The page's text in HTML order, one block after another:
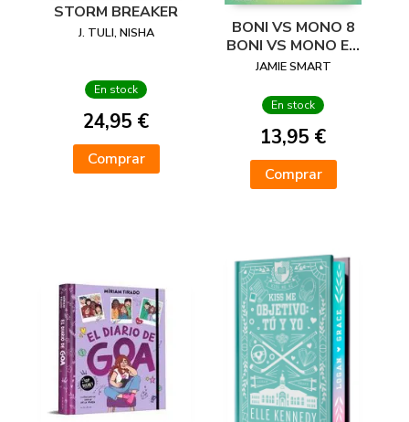
STORM BREAKER
J. TULI, NISHA
En stock
24,95 €
Comprar
BONI VS MONO 8
BONI VS MONO EN
PUERCO Y ALMA
JAMIE SMART
En stock
13,95 €
Comprar